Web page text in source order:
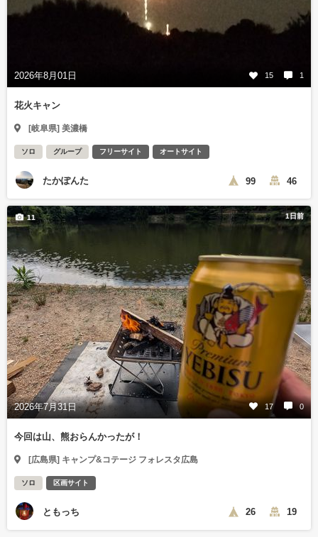
2026年8月01日 15 1
花火キャン
[岐阜県] 美濃橋
ソロ グループ フリーサイト オートサイト
たかぽんた 99 46
1日前
2026年7月31日 17 0
11
今回は山、熊おらんかったが！
[広島県] キャンプ&コテージ フォレスタ広島
ソロ 区画サイト
ともっち 26 19